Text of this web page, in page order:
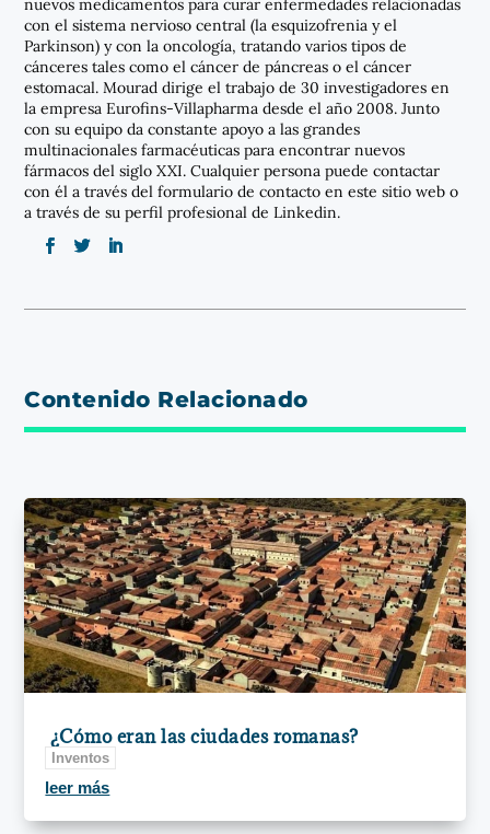
nuevos medicamentos para curar enfermedades relacionadas
con el sistema nervioso central (la esquizofrenia y el
Parkinson) y con la oncología, tratando varios tipos de
cánceres tales como el cáncer de páncreas o el cáncer
estomacal. Mourad dirige el trabajo de 30 investigadores en
la empresa Eurofins-Villapharma desde el año 2008. Junto
con su equipo da constante apoyo a las grandes
multinacionales farmacéuticas para encontrar nuevos
fármacos del siglo XXI. Cualquier persona puede contactar
con él a través del formulario de contacto en este sitio web o
a través de su perfil profesional de Linkedin.
Contenido Relacionado
¿Cómo eran las ciudades romanas?
Inventos
leer más